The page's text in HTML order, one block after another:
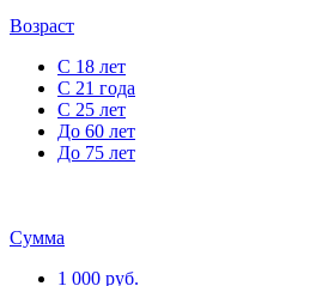
Возраст
С 18 лет
С 21 года
С 25 лет
До 60 лет
До 75 лет
Сумма
1 000 руб.